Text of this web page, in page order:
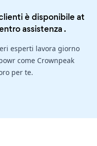
è disponibile at
assistenza .
esperti lavora giorno
come Crownpeak
per te.